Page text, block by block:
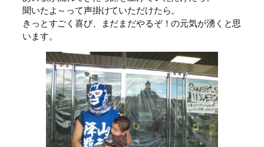
聞いたよ～って声掛けていただけたら。
きっとすごく喜び、まだまだやるぞ！の元気が湧くと思
います。